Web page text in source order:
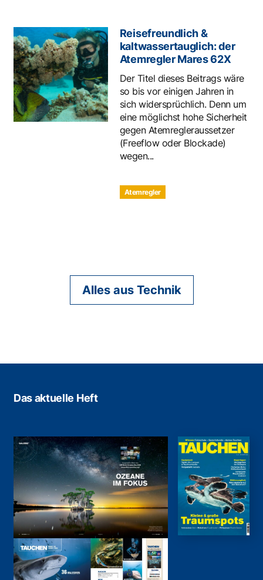
Reisefreundlich &
kaltwassertauglich: der
Atemregler Mares 62X
Der Titel dieses Beitrags wäre
so bis vor einigen Jahren in
sich widersprüchlich. Denn um
eine möglichst hohe Sicherheit
gegen Atemregleraussetzer
(Freeflow oder Blockade)
wegen...
Atemregler
Alles aus Technik
Das aktuelle Heft